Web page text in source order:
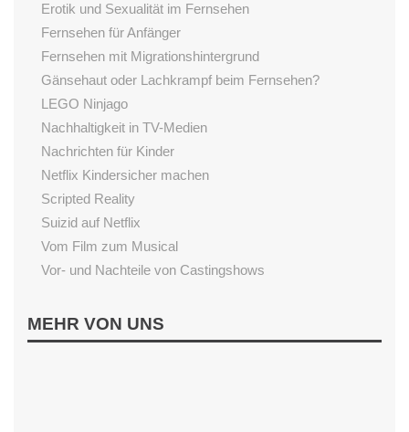
Erotik und Sexualität im Fernsehen
Fernsehen für Anfänger
Fernsehen mit Migrationshintergrund
Gänsehaut oder Lachkrampf beim Fernsehen?
LEGO Ninjago
Nachhaltigkeit in TV-Medien
Nachrichten für Kinder
Netflix Kindersicher machen
Scripted Reality
Suizid auf Netflix
Vom Film zum Musical
Vor- und Nachteile von Castingshows
LESEN
Begeisterung fürs Lesen fördern
MEHR VON UNS